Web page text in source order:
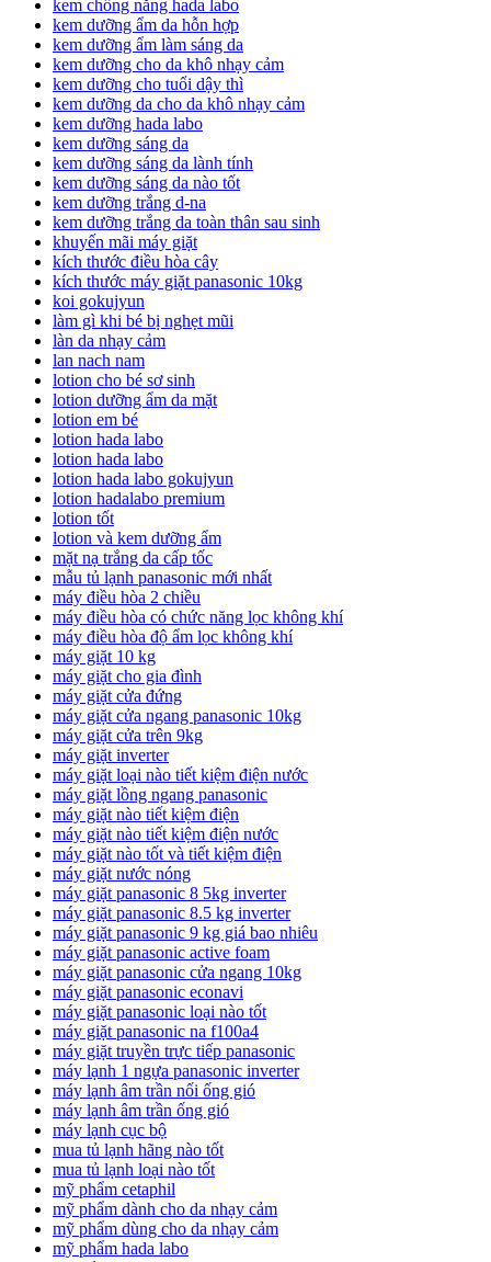
kem chống nắng hada labo
kem dưỡng ẩm da hỗn hợp
kem dưỡng ẩm làm sáng da
kem dưỡng cho da khô nhạy cảm
kem dưỡng cho tuổi dậy thì
kem dưỡng da cho da khô nhạy cảm
kem dưỡng hada labo
kem dưỡng sáng da
kem dưỡng sáng da lành tính
kem dưỡng sáng da nào tốt
kem dưỡng trắng d-na
kem dưỡng trắng da toàn thân sau sinh
khuyến mãi máy giặt
kích thước điều hòa cây
kích thước máy giặt panasonic 10kg
koi gokujyun
làm gì khi bé bị nghẹt mũi
làn da nhạy cảm
lan nach nam
lotion cho bé sơ sinh
lotion dưỡng ẩm da mặt
lotion em bé
lotion hada labo
lotion hada labo
lotion hada labo gokujyun
lotion hadalabo premium
lotion tốt
lotion và kem dưỡng ẩm
mặt nạ trắng da cấp tốc
mẫu tủ lạnh panasonic mới nhất
máy điều hòa 2 chiều
máy điều hòa có chức năng lọc không khí
máy điều hòa độ ẩm lọc không khí
máy giặt 10 kg
máy giặt cho gia đình
máy giặt cửa đứng
máy giặt cửa ngang panasonic 10kg
máy giặt cửa trên 9kg
máy giặt inverter
máy giặt loại nào tiết kiệm điện nước
máy giặt lồng ngang panasonic
máy giặt nào tiết kiệm điện
máy giặt nào tiết kiệm điện nước
máy giặt nào tốt và tiết kiệm điện
máy giặt nước nóng
máy giặt panasonic 8 5kg inverter
máy giặt panasonic 8.5 kg inverter
máy giặt panasonic 9 kg giá bao nhiêu
máy giặt panasonic active foam
máy giặt panasonic cửa ngang 10kg
máy giặt panasonic econavi
máy giặt panasonic loại nào tốt
máy giặt panasonic na f100a4
máy giặt truyền trực tiếp panasonic
máy lạnh 1 ngựa panasonic inverter
máy lạnh âm trần nối ống gió
máy lạnh âm trần ống gió
máy lạnh cục bộ
mua tủ lạnh hãng nào tốt
mua tủ lạnh loại nào tốt
mỹ phẩm cetaphil
mỹ phẩm dành cho da nhạy cảm
mỹ phẩm dùng cho da nhạy cảm
mỹ phẩm hada labo